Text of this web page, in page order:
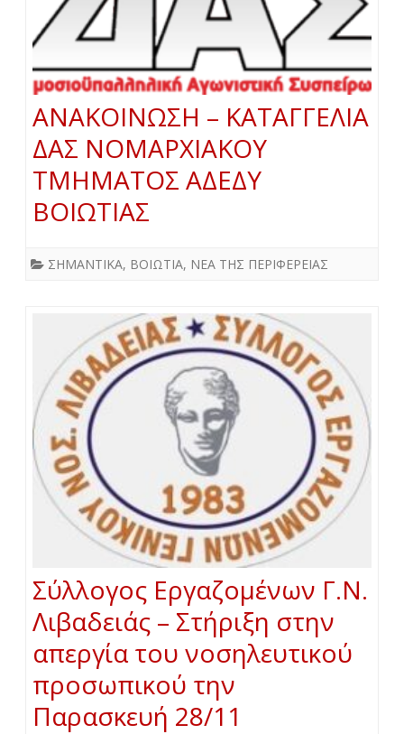
ΑΝΑΚΟΙΝΩΣΗ – ΚΑΤΑΓΓΕΛΙΑ
ΔΑΣ ΝΟΜΑΡΧΙΑΚΟΥ
ΤΜΗΜΑΤΟΣ ΑΔΕΔΥ
ΒΟΙΩΤΙΑΣ
ΣΗΜΑΝΤΙΚΑ, ΒΟΙΩΤΙΑ, ΝΕΑ ΤΗΣ ΠΕΡΙΦΕΡΕΙΑΣ
Σύλλογος Εργαζομένων Γ.Ν.
Λιβαδειάς – Στήριξη στην
απεργία του νοσηλευτικού
προσωπικού την
Παρασκευή 28/11